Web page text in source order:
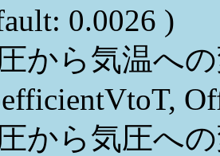
0.0026 )
から気温へ
から気圧へ